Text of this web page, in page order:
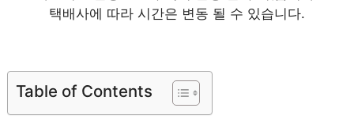
dellprecisiont1700
편안함을 찾는 당신을 위해 인기 상품 추천 제품
택배사에 따라 시간은 변동 될 수 있습니다.
Table of Contents